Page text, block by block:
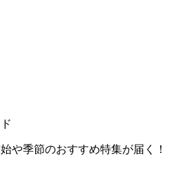
や季節のおすすめ特集が届く！